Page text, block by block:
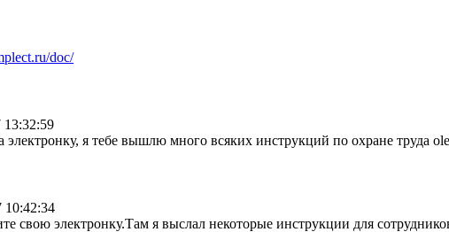
doc/
13:32:59
я тебе вышлю много всяких инструкций по охране труда
10:42:34
свою электронку.Там я выслал некоторые инструкции для